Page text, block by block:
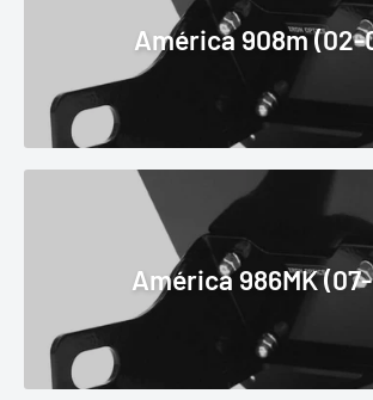
América 908m (02-
América 986MK